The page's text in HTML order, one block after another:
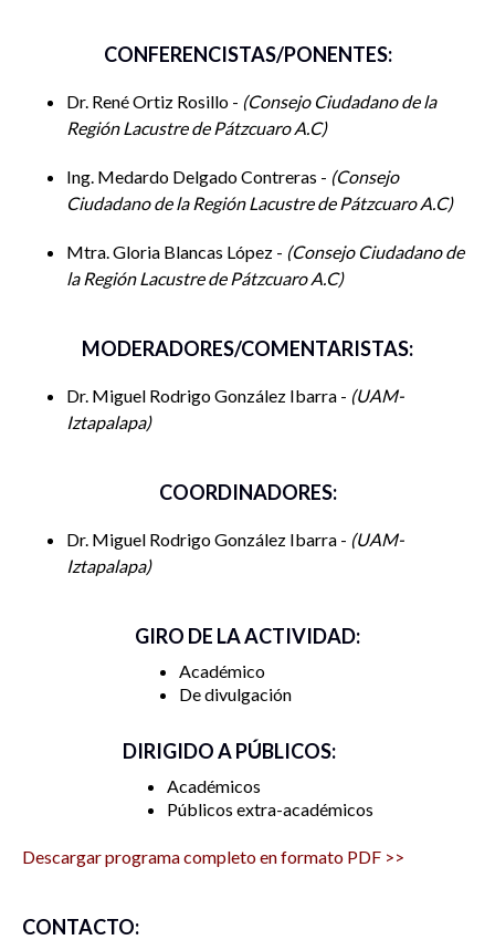
Fecha: Martes 10 de octubre de 2023. Sala
: 10:00-11:30 horas
: Dr. René Ortiz Rosillo; Ing. Medardo Delgado
Contreras; Mtra. Gloria Blancas López.
Coordinador Académico y moderador: Dr. Miguel R.
González Ibarra (UAM-Iztapalapa, México).
aprendizajes del Consejo Ciudadano de la Región Lacustre
aporte para la construcción de ciudadanía en el municipio de
Pátzcuaro en el estado de Michoacán, México
CONFERENCISTAS/PONENTES:
Dr. René Ortiz Rosillo - Consejo Ciudadano de la
Región Lacustre de Pátzcuaro A.C
Ing. Medardo Delgado Contreras - Consejo
Ciudadano de la Región Lacustre de Pátzcuaro A.C
Mtra. Gloria Blancas López - Consejo Ciudadano de
la Región Lacustre de Pátzcuaro A.C
MODERADORES/COMENTARISTAS:
Dr. Miguel Rodrigo González Ibarra - UAM-
Iztapalapa
COORDINADORES:
Dr. Miguel Rodrigo González Ibarra - UAM-
Iztapalapa
GIRO DE LA ACTIVIDAD:
Académico
De divulgación
DIRIGIDO A PÚBLICOS:
Académicos
Públicos extra-académicos
Descargar programa completo en formato PDF >>
CONTACTO: